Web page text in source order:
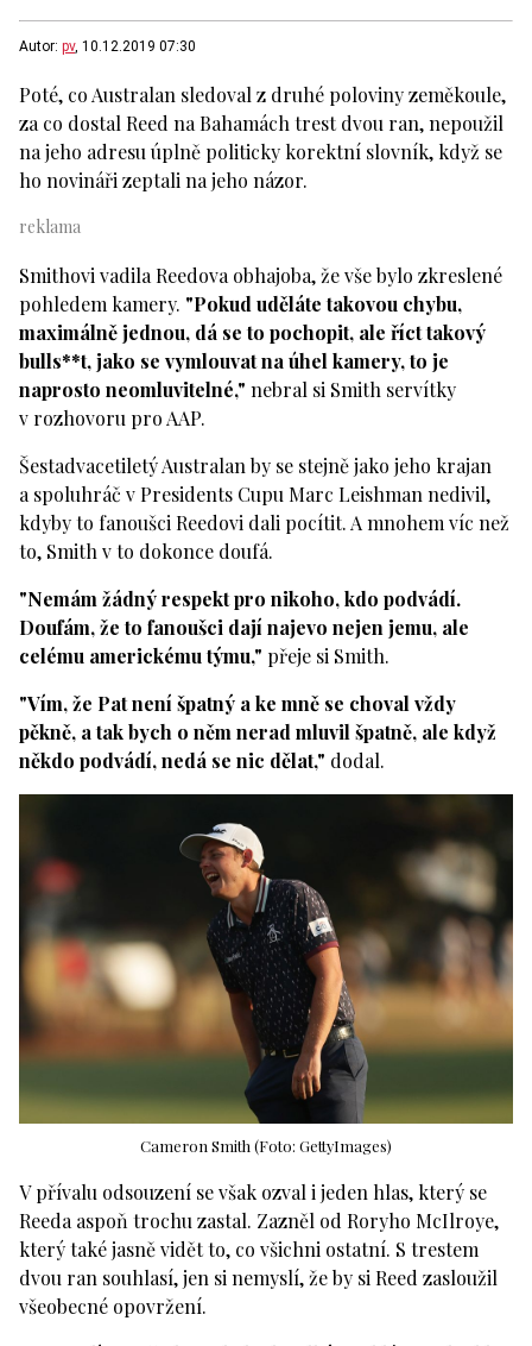
Autor: pv, 10.12.2019 07:30
Poté, co Australan sledoval z druhé poloviny zeměkoule,
za co dostal Reed na Bahamách trest dvou ran, nepoužil
na jeho adresu úplně politicky korektní slovník, když se
ho novináři zeptali na jeho názor.
Smithovi vadila Reedova obhajoba, že vše bylo zkreslené
pohledem kamery. "Pokud uděláte takovou chybu,
maximálně jednou, dá se to pochopit, ale říct takový
bulls**t, jako se vymlouvat na úhel kamery, to je
naprosto neomluvitelné," nebral si Smith servítky
v rozhovoru pro AAP.
Šestadvacetiletý Australan by se stejně jako jeho krajan
a spoluhráč v Presidents Cupu Marc Leishman nedivil,
kdyby to fanoušci Reedovi dali pocítit. A mnohem víc než
to, Smith v to dokonce doufá.
"Nemám žádný respekt pro nikoho, kdo podvádí.
Doufám, že to fanoušci dají najevo nejen jemu, ale
celému americkému týmu," přeje si Smith.
"Vím, že Pat není špatný a ke mně se choval vždy
pěkně, a tak bych o něm nerad mluvil špatně, ale když
někdo podvádí, nedá se nic dělat," dodal.
Cameron Smith (Foto: GettyImages)
V přívalu odsouzení se však ozval i jeden hlas, který se
Reeda aspoň trochu zastal. Zazněl od Roryho McIlroye,
který také jasně vidět to, co všichni ostatní. S trestem
dvou ran souhlasí, jen si nemyslí, že by si Reed zasloužil
všeobecné opovržení.